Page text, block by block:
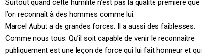
Surtout quand cette humilité n’est pas la qualité première que
l’on reconnaît à des hommes comme lui.
Marcel Aubut a de grandes forces. Il a aussi des faiblesses.
Comme nous tous. Qu’il soit capable de venir le reconnaître
publiquement est une leçon de force qui lui fait honneur et qui